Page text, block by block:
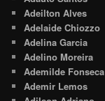
Adeilton Alves
Adelaide Chiozzo
Adelina Garcia
Adelino Moreira
Ademilde Fonseca
Ademir Lemos